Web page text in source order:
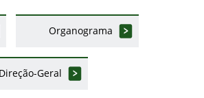
Organograma
Geral